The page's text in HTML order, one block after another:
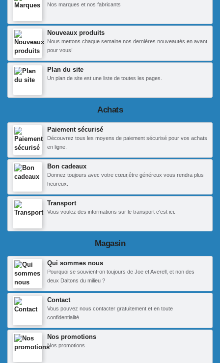
Nos marques et nos fabricants
Nouveaux produits
Nous mettons chaque semaine nos dernières nouveautés en avant
pour vous!
Plan du site
Un plan de site est une liste de toutes les pages.
Achats
Paiement sécurisé
Découvrez tous les moyens de paiement sécurisé pour vos achats
en ligne.
Bon cadeaux
Donnez toujours avec votre cœur,être généreux vous rendra plus
heureux.
Transport
Vous voulez des informations sur le transport c'est ici.
Magasin
Qui sommes nous
Pourquoi se souvient-on toujours de Joe et Averell, et non des
deux Daltons du milieu ?
Contact
Vous pouvez nous contacter gratuitement et en toute
confidentialité.
Nos promotions
Nos promotions